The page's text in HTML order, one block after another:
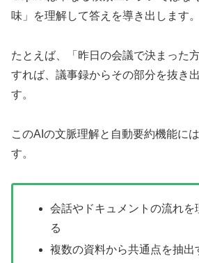
味」を理解して答えを導き出します。
たとえば、「昨日の会議で決まった
すれば、議事録からその部分を抜き
す。
このAIの文脈理解と自動要約機能に
す。
会話やドキュメントの流れを
る
複数の資料から共通点を抽出